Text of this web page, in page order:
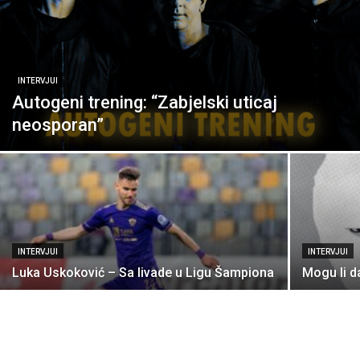
INTERVJUI
Autogeni trening: “Zabjelski uticaj
neosporan”
INTERVJUI
Luka Uskoković – Sa livade u Ligu Šampiona
INTERVJUI
Mogu li